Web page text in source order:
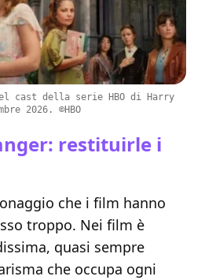
cast della serie HBO di Harry
2026. ©HBO
restituirle i
che i film hanno
troppo. Nei film è
quasi sempre
che occupa ogni